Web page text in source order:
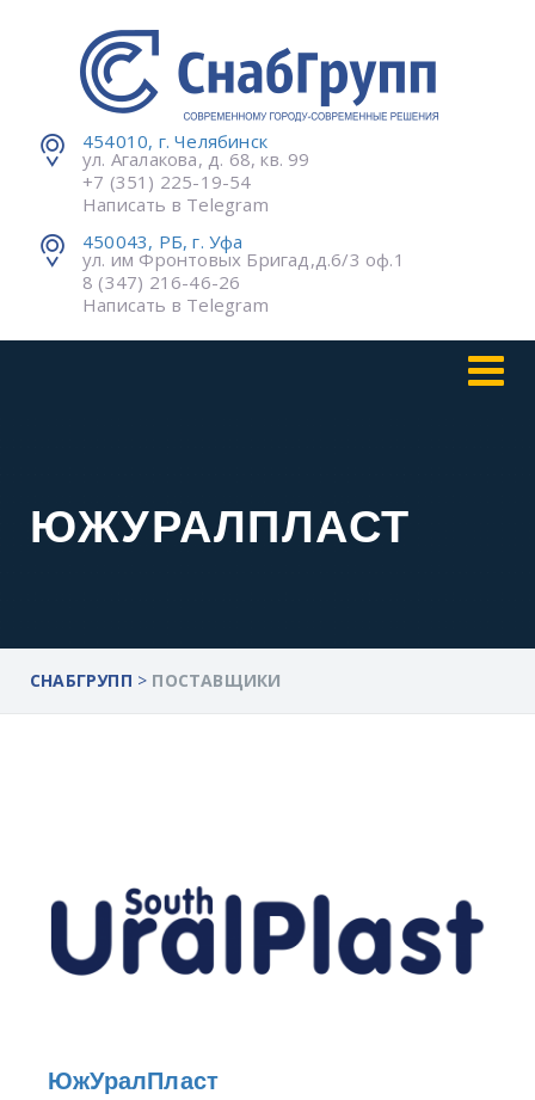
454010, г. Челябинск
ул. Агалакова, д. 68, кв. 99
+7 (351) 225-19-54
Написать в Telegram
450043, РБ, г. Уфа
ул. им Фронтовых Бригад,д.6/3 оф.1
8 (347) 216-46-26
Написать в Telegram
ЮЖУРАЛПЛАСТ
СНАБГРУПП > ПОСТАВЩИКИ
ЮжУралПласт